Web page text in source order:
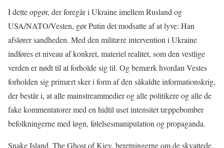
I dette opgør, der foregår i Ukraine imellem Rusland og
USA/NATO/Vesten, gør Putin det modsatte af at lyve: Han
afslører sandheden. Med den militære intervention i Ukraine
indføres et niveau af konkret, materiel realitet, som den vestlige
verden er nødt til at forholde sig til. Og bemærk hvordan Vestes
forholden sig primært sker i form af den såkaldte informationskrig,
der består i, at alle mainstreammedier og alle politikere og alle de
fake kommentatorer med en hidtil uset intensitet tæppebomber
befolkningerne med løgn, følelsesmanipulation og propaganda.
Snake Island, The Ghost of Kiev, beretningerne om de skvattede,